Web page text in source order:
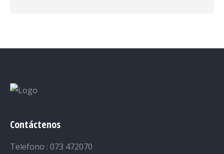
Contáctenos
Telefono : 073 472070